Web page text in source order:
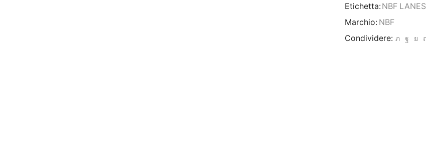
Etichetta: NBF LANES
Marchio: NBF
Condividere: